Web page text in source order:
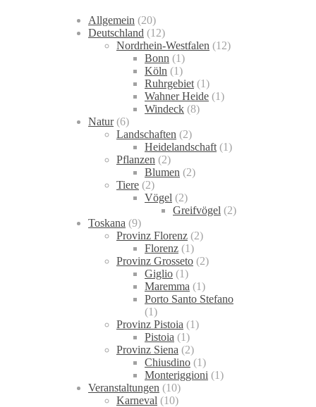
Allgemein (20)
Deutschland (12)
Nordrhein-Westfalen (12)
Bonn (1)
Köln (1)
Ruhrgebiet (1)
Wahner Heide (1)
Windeck (8)
Natur(6)
Landschaften (2)
Heidelandschaft (1)
Pflanzen (2)
Blumen (2)
Tiere (2)
Vögel (2)
Greifvögel (2)
Toskana (9)
Provinz Florenz (2)
Florenz (1)
Provinz Grosseto (2)
Giglio (1)
Maremma (1)
Porto Santo Stefano
(1)
Provinz Pistoia (1)
Pistoia (1)
Provinz Siena (2)
Chiusdino (1)
Monteriggioni (1)
Veranstaltungen (10)
Karneval (10)